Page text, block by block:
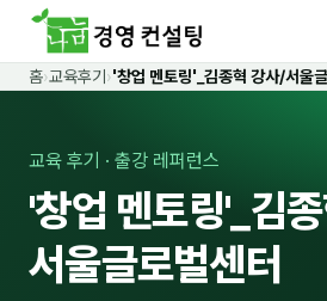
홈
커리큘럼
🛡️ 법정 의무교육 4종
🤖 AI · IT 교육
홈›교육후기 ›'창업 멘토링'_김종혁 강사/서울
교육 후기 · 출강 레퍼런스
'창업 멘토링'_김
서울글로벌센터